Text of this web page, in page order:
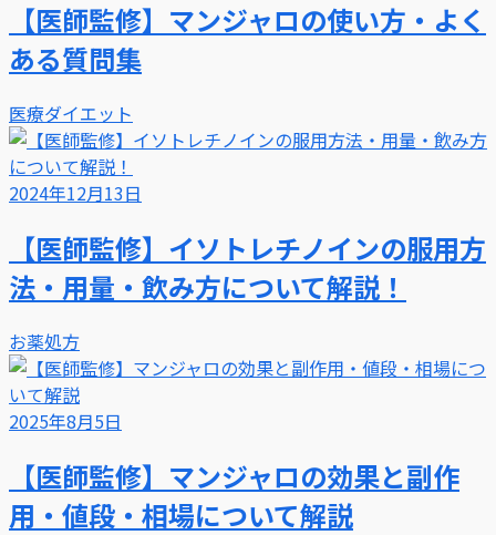
【医師監修】マンジャロの使い方・よく
ある質問集
医療ダイエット
2024年12月13日
【医師監修】イソトレチノインの服用方
法・用量・飲み方について解説！
お薬処方
2025年8月5日
【医師監修】マンジャロの効果と副作
用・値段・相場について解説